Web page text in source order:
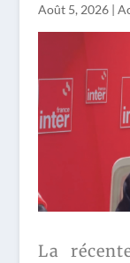
Août 5, 2026|
La